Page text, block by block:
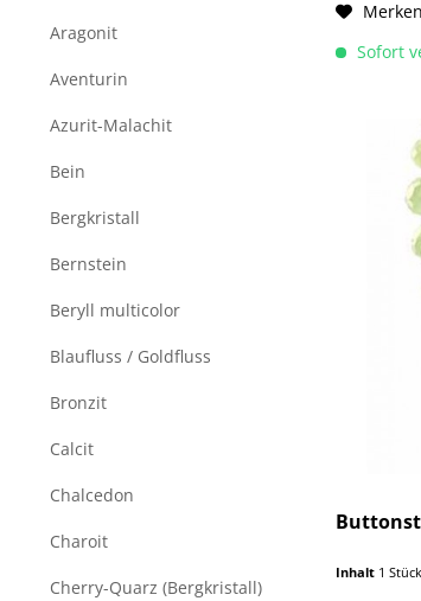
Aragonit
Aventurin
Azurit-Malachit
Bein
Bergkristall
Bernstein
Beryll multicolor
Blaufluss / Goldfluss
Bronzit
Calcit
Chalcedon
Charoit
Cherry-Quarz (Bergkristall)
Merken
Sofort
Inhalt 1 Stück